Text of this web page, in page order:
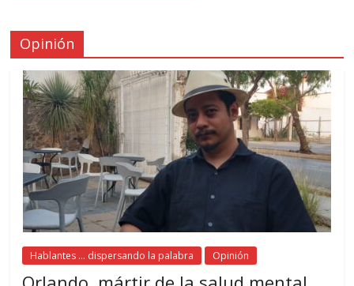
Opinión
Hablantes ... dispersando la palabra Opinión